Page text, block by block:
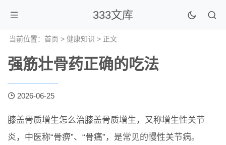
333文库
当前位置： 首页 > 健康知识 > 正文
强筋壮骨药正确的吃法
2026-06-25
膝盖骨质增生怎么治膝盖骨质增生，又称增生性关节
炎，中医称“骨痹”、“骨痛”，是常见的慢性关节病。